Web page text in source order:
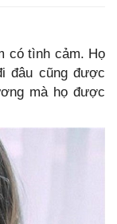
có tình cảm. Họ
đâu cũng được
mà họ được